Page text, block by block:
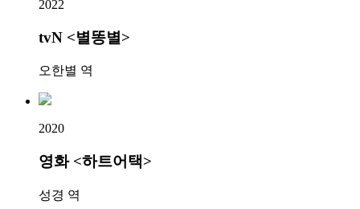
2022
tvN <별똥별>
오한별 역
2020
영화 <하트어택>
성경 역